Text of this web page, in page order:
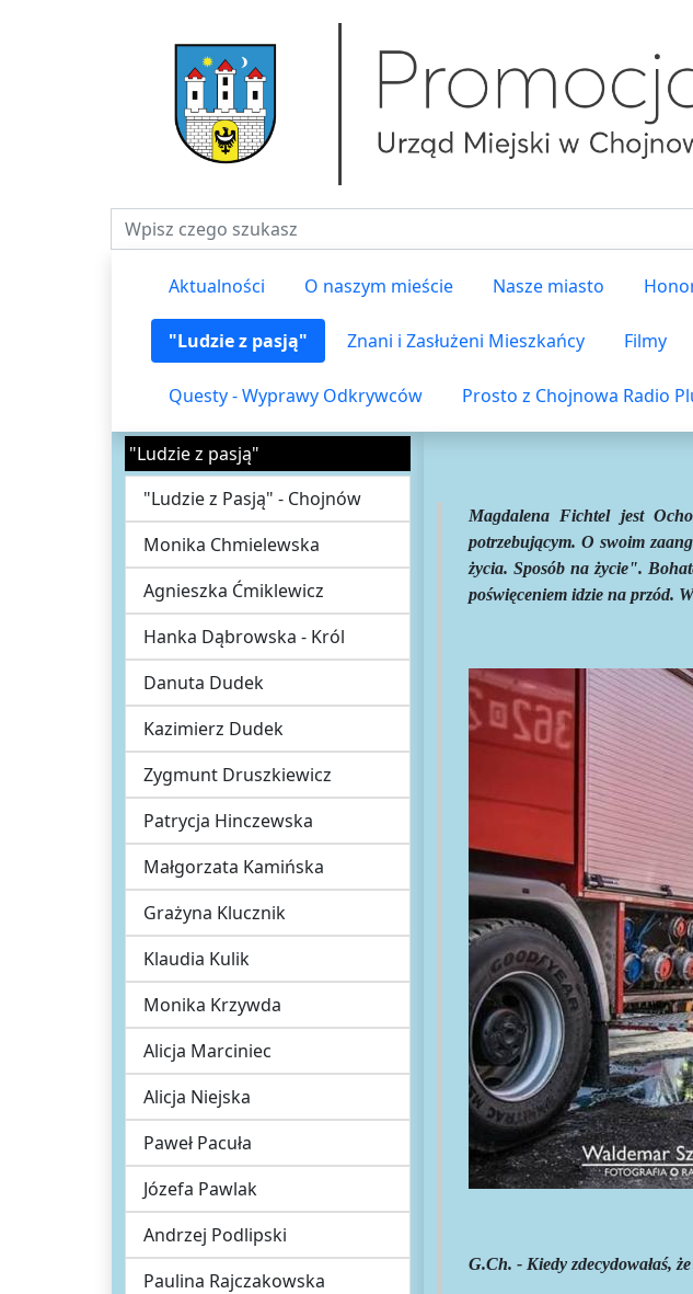
Fraza do wyszukiwania
Aktualności O naszym mieście Nasze miasto
"Ludzie z pasją" Znani i Zasłużeni Mieszkańcy Filmy
Questy - Wyprawy Odkrywców Prosto z Chojnowa Radio
"Ludzie z pasją"
"Ludzie z Pasją" - Chojnów
Monika Chmielewska
Agnieszka Ćmiklewicz
Hanka Dąbrowska - Król
Danuta Dudek
Kazimierz Dudek
Zygmunt Druszkiewicz
Patrycja Hinczewska
Małgorzata Kamińska
Grażyna Klucznik
Klaudia Kulik
Monika Krzywda
Alicja Marciniec
Alicja Niejska
Paweł Pacuła
Józefa Pawlak
Andrzej Podlipski
Paulina Rajczakowska
Magdalena Fichtel jest
potrzebującym. O swoim
życia. Sposób na życie".
poświęceniem idzie na przód.
G.Ch. - Kiedy zdecydowałaś,